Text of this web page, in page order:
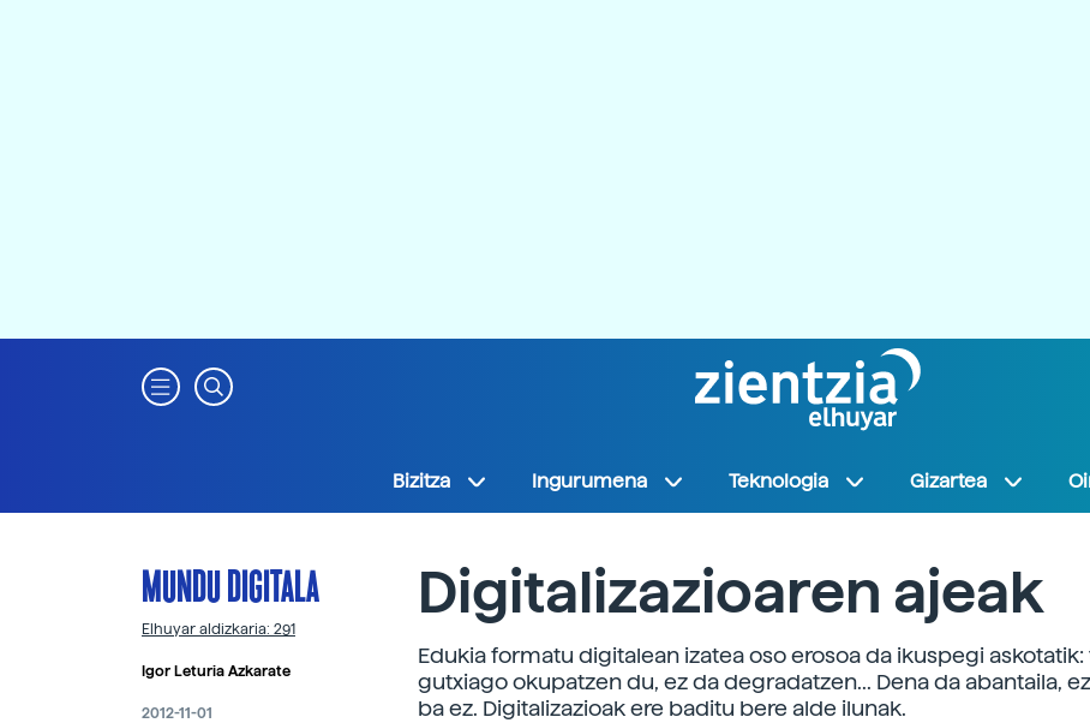
Bizitza Ingurumena Teknologia Gizartea
MUNDU DIGITALA
Elhuyar aldizkaria: 291
Igor Leturia Azkarate
2012-11-01
Digitalizazioaren ajeak
Edukia formatu digitalean izatea oso erosoa da ikuspegi askotatik:
gutxiago okupatzen du, ez da degradatzen... Dena da abantaila,
ba ez. Digitalizazioak ere baditu bere alde ilunak.